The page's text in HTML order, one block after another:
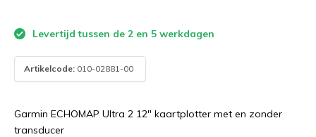
Levertijd tussen de 2 en 5 werkdagen
Artikelcode: 010-02881-00
Garmin ECHOMAP Ultra 2 12" kaartplotter met en zonder
transducer